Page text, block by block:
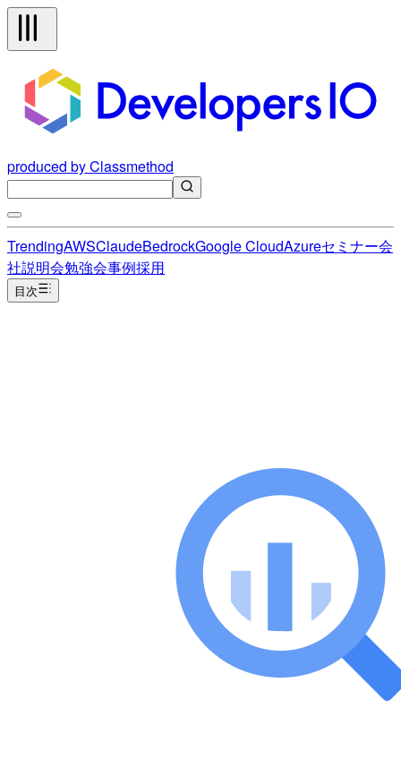
produced by Classmethod
TrendingAWSClaudeBedrockGoogle CloudAzureセミナー会
社説明会勉強会事例採用
目次